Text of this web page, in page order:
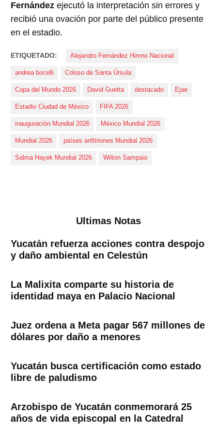
Fernández ejecutó la interpretación sin errores y
recibió una ovación por parte del público presente
en el estadio.
ETIQUETADO: Alejandro Fernández Himno Nacional
andrea bocelli Coloso de Santa Úrsula
Copa del Mundo 2026 David Guetta destacado Ejae
Estadio Ciudad de México FIFA 2026
inauguración Mundial 2026 México Mundial 2026
Mundial 2026 países anfitriones Mundial 2026
Salma Hayek Mundial 2026 Wilton Sampaio
Ultimas Notas
Yucatán refuerza acciones contra despojo
y daño ambiental en Celestún
La Malixita comparte su historia de
identidad maya en Palacio Nacional
Juez ordena a Meta pagar 567 millones de
dólares por daño a menores
Yucatán busca certificación como estado
libre de paludismo
Arzobispo de Yucatán conmemorará 25
años de vida episcopal en la Catedral